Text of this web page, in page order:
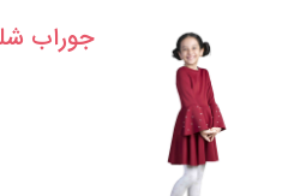
جوراب